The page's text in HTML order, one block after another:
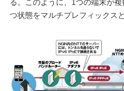
る。このように、1つの端末が
つ状態をマルチプレフィックスと